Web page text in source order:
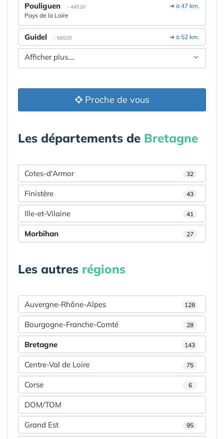
➔ à 47 km.
Pouliguen - 44510
Pays de la Loire
➔ à 52 km.
Guidel - 56520
Afficher plus....
Proche de vous
Les départements de Bretagne
Cotes-d'Armor 32
Finistère 43
Ille-et-Vilaine 41
Morbihan 27
Les autres régions
Auvergne-Rhône-Alpes 128
Bourgogne-Franche-Comté 28
Bretagne 143
Centre-Val de Loire 75
Corse 6
DOM/TOM
Grand Est 95